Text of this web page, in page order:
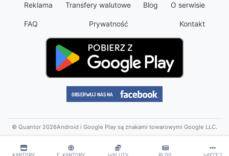
Reklama Transfery walutowe Blog O serwisie
FAQ Prywatność Kontakt
© Quantor 2026Android i Google Play są znakami towarowymi Google LLC.